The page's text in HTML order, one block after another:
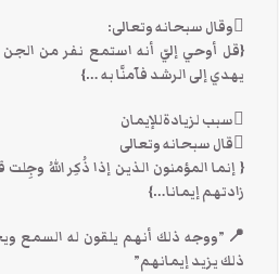
وقال سبحانه وتعالى:
{قل أوحي إليّ أنه استمع نفر من الجن
يهدي إلى الرشد فآمنَّا به …}
سبب لزيادةللإيمان
قال سبحانه وتعالى
{ إنما المؤمنون الذين إذا ذُكِر اللهُ
زادتهم إيمانا…}
📍”ووجه ذلك أنهم يلقون له السمع
ذلك يزيد إيمانهم”